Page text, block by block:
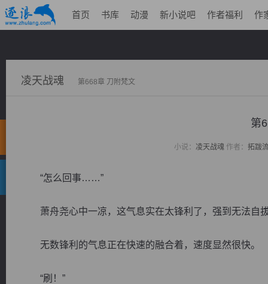
首页 书库 动漫 新小说吧 作者福利 作
凌天战魂 第668章 刀附梵文
第
小说： 凌天战魂作者： 拓跋
“怎么回事……”
萧舟尧心中一凉，这气息实在太锋利了，强到无法自
无数锋利的气息正在快速的融合着，速度显然很快。
“刷！”